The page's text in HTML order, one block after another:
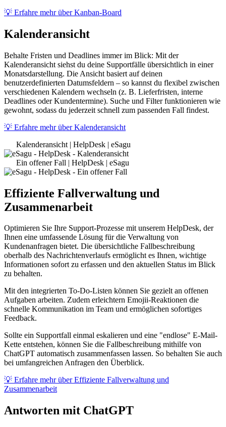
💡 Erfahre mehr über Kanban-Board
Kalenderansicht
Behalte Fristen und Deadlines immer im Blick: Mit der
Kalenderansicht siehst du deine Supportfälle übersichtlich in einer
Monatsdarstellung. Die Ansicht basiert auf deinen
benutzerdefinierten Datumsfeldern – so kannst du flexibel zwischen
verschiedenen Kalendern wechseln (z. B. Lieferfristen, interne
Deadlines oder Kundentermine). Suche und Filter funktionieren wie
gewohnt, sodass du jederzeit schnell zum passenden Fall findest.
💡 Erfahre mehr über Kalenderansicht
Kalenderansicht | HelpDesk | eSagu
Ein offener Fall | HelpDesk | eSagu
Effiziente Fallverwaltung und
Zusammenarbeit
Optimieren Sie Ihre Support-Prozesse mit unserem HelpDesk, der
Ihnen eine umfassende Lösung für die Verwaltung von
Kundenanfragen bietet. Die übersichtliche Fallbeschreibung
oberhalb des Nachrichtenverlaufs ermöglicht es Ihnen, wichtige
Informationen sofort zu erfassen und den aktuellen Status im Blick
zu behalten.
Mit den integrierten To-Do-Listen können Sie gezielt an offenen
Aufgaben arbeiten. Zudem erleichtern Emojii-Reaktionen die
schnelle Kommunikation im Team und ermöglichen sofortiges
Feedback.
Sollte ein Supportfall einmal eskalieren und eine "endlose" E-Mail-
Kette entstehen, können Sie die Fallbeschreibung mithilfe von
ChatGPT automatisch zusammenfassen lassen. So behalten Sie auch
bei umfangreichen Anfragen den Überblick.
💡 Erfahre mehr über Effiziente Fallverwaltung und
Zusammenarbeit
Antworten mit ChatGPT